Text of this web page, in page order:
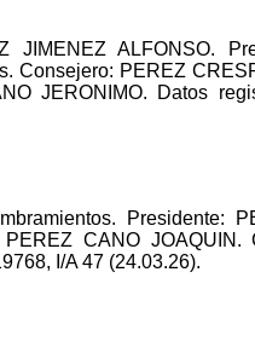
JIMENEZ ALFONSO.
Consejero: PEREZ
JERONIMO. Datos
Presidente:
CANO JOAQUIN.
I/A 47 (24.03.26).